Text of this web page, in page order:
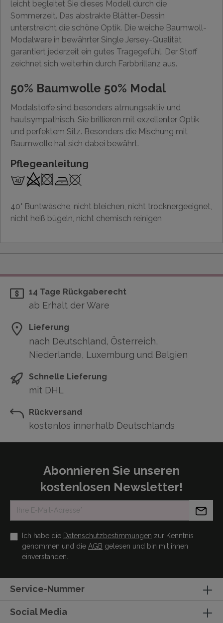
leicht begleitet Sie dieses Modell durch die
Sommerzeit. Das abstrakte Blätter-Dessin
unterstreicht die schöne Optik. Die weiche Baumwoll-
Modalware in bewährter Single Jersey-Qualität
garantiert jederzeit ein gutes Tragegefühl. Der Stoff
zeichnet sich weiterhin durch Farbbrillanz aus.
50% Baumwolle 50% Modal
Modalstoffe sind besonders atmungsaktiv und
hautsympathisch. Sie brillieren mit exzellenter Optik
und perfektem Sitz. Besonders die Mischung mit
Baumwolle hat sich dabei bewährt.
Pflegeanleitung
40° Buntwäsche, nicht bleichen, nicht trocknergeeignet,
nicht heiß bügeln, nicht chemisch reinigen
14 Tage Rückgaberecht
ab Erhalt der Ware
Lieferung
nach Deutschland, Österreich,
Niederlande, Luxemburg und Belgien
Schnelle Lieferung
mit DHL
Rückversand
kostenlos innerhalb Deutschlands
Abonnieren Sie unseren
kostenlosen Newsletter!
Ich habe die Datenschutzbestimmungen zur Kenntnis
genommen und die AGB gelesen und bin mit ihnen
einverstanden.
Service-Nummer
Social Media